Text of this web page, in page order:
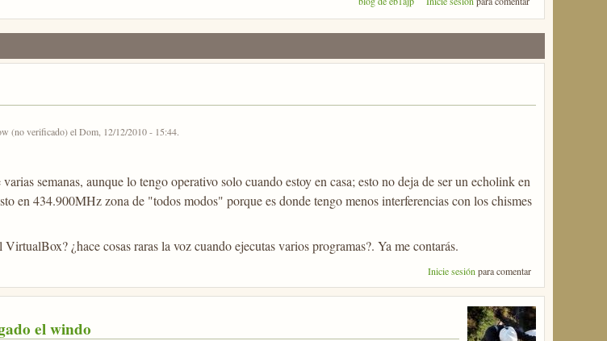
(no verificado)elDom, 12/12/2010 - 15:44.
semanas, aunque lo tengo operativo solo cuando estoy en casa; esto no deja de ser un echolink en
en 434.900MHz zona de "todos modos" porque es donde tengo menos interferencias con los chismes
¿hace cosas raras la voz cuando ejecutas varios programas?. Ya me contarás.
Inicie sesiónpara comentar
el windo